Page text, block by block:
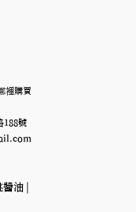
裡購買
188號
油 |